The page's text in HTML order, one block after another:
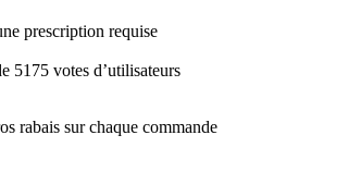
prescription requise
5175 votes d’utilisateurs
rabais sur chaque commande